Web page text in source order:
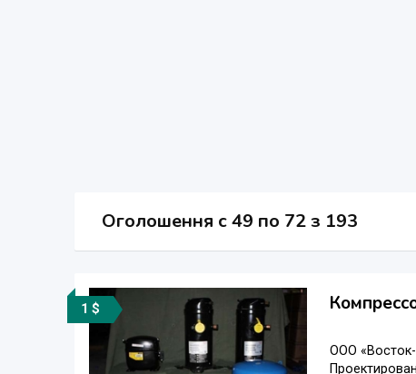
Оголошення c49 по 72 з 193
1 $
ООО